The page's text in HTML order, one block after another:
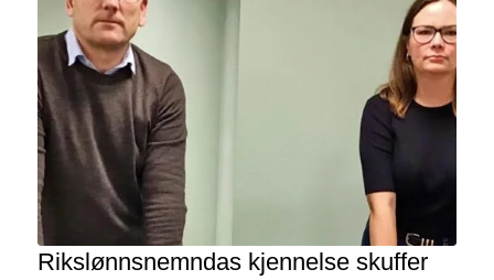
Rikslønnsnemndas kjennelse skuffer